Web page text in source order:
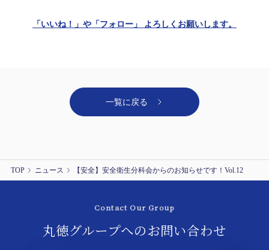
「いいね！」や「フォロー」 よろしくお願いします。
一覧に戻る
TOP ニュース 【安全】安全衛生分科会からのお知らせです！Vol.12
Contact Our Group
丸徳グループへのお問い合わせ